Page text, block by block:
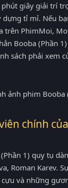
giây giải trí
dựng tỉ mỉ. Nếu
trên PhimMoi,
Booba (Phần
sách phải xem
chính
1) quy tụ
Roman Karev.
cựu và những